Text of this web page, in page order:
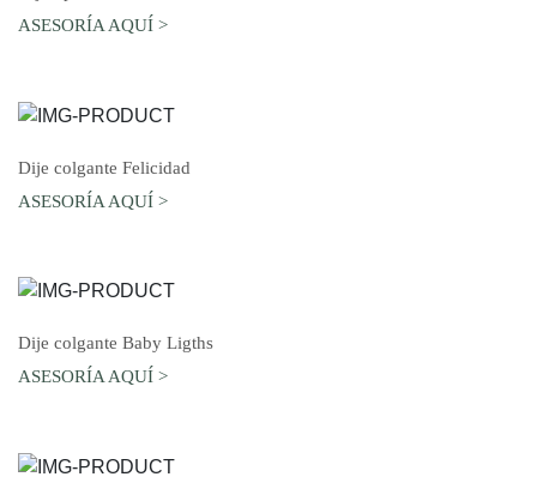
ASESORÍA AQUÍ >
Dije colgante Felicidad
ASESORÍA AQUÍ >
AGREGAR AL CARRO
Dije colgante Baby Ligths
ASESORÍA AQUÍ >